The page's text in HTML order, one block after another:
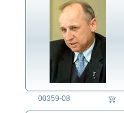
00359-08